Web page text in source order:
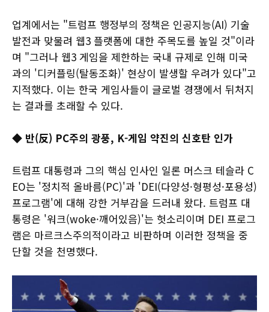
업계에서는 "트럼프 행정부의 정책은 인공지능(AI) 기술
발전과 맞물려 웹3 플랫폼에 대한 주목도를 높일 것"이라
며 "그러나 웹3 게임을 제한하는 국내 규제로 인해 미국
과의 '디커플링(탈동조화)' 현상이 발생할 우려가 있다"고
지적했다. 이는 한국 게임사들이 글로벌 경쟁에서 뒤처지
는 결과를 초래할 수 있다.
◆ 반(反) PC주의 광풍, K-게임 약진의 신호탄 인가
트럼프 대통령과 그의 핵심 인사인 일론 머스크 테슬라 C
EO는 '정치적 올바름(PC)'과 'DEI(다양성·형평성·포용성)
프로그램'에 대해 강한 거부감을 드러내 왔다. 트럼프 대
통령은 '워크(woke·깨어있음)'는 헛소리이며 DEI 프로그
램은 마르크스주의적이라고 비판하며 이러한 정책을 중
단할 것을 천명했다.